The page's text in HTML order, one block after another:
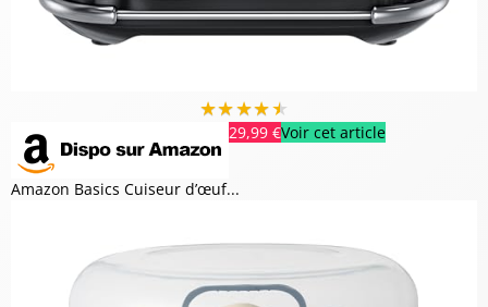
★★★★★
29,99 €Voir cet article
Amazon Basics Cuiseur d’œuf...